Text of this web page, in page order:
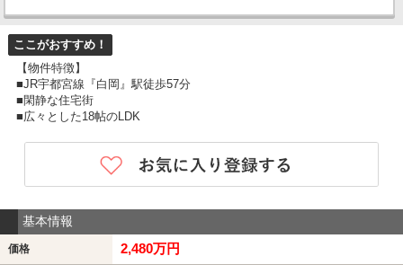
ここがおすすめ！
【物件特徴】
■JR宇都宮線『白岡』駅徒歩57分
■閑静な住宅街
■広々とした18帖のLDK
基本情報
価格 2,480万円